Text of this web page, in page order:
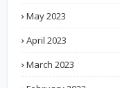
May 2023
April 2023
March 2023